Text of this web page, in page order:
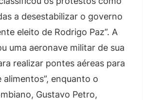
a desestabilizar o governo
eleito de Rodrigo Paz”. A
uma aeronave militar de sua
realizar pontes aéreas para
enquanto o
Gustavo Petro,